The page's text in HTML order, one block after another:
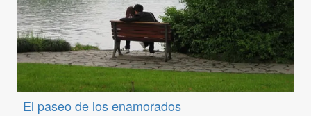
El paseo de los enamorados